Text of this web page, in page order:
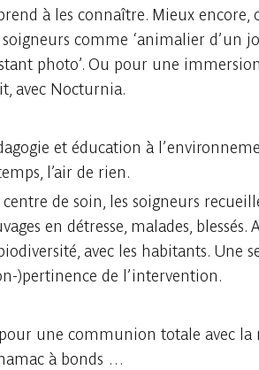
à les connaître. Mieux encore,
soigneurs comme ‘animalier d’un
photo’. Ou pour une
avec Nocturnia.
et éducation à
l’air de rien.
de soin, les soigneurs
en détresse, malades,
avec les habitants. Une
)pertinence de l’intervention.
une communion totale avec la
à bonds …